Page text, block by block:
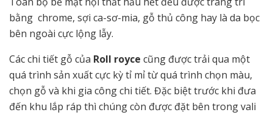
bằng chrome, sợi ca-sơ-mia, gỗ thủ công hay là da bọc
bên ngoài cực lộng lẫy.
Các chi tiết gỗ của Roll royce cũng được trải qua một
quá trình sản xuất cực kỳ tỉ mỉ từ quá trình chọn màu,
chọn gỗ và khi gia công chi tiết. Đặc biệt trước khi đưa
đến khu lắp ráp thì chúng còn được đặt bên trong vali